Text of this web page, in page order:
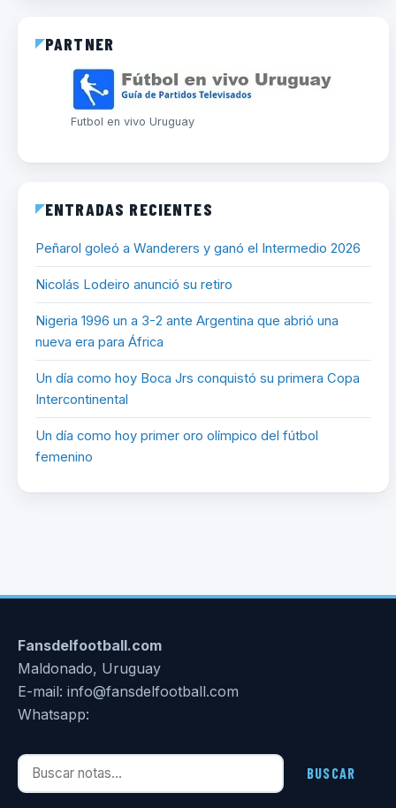
PARTNER
Futbol en vivo Uruguay
ENTRADAS RECIENTES
Peñarol goleó a Wanderers y ganó el Intermedio 2026
Nicolás Lodeiro anunció su retiro
Nigeria 1996 un a 3-2 ante Argentina que abrió una
nueva era para África
Un día como hoy Boca Jrs conquistó su primera Copa
Intercontinental
Un día como hoy primer oro olímpico del fútbol
femenino
Fansdelfootball.com
Maldonado, Uruguay
E-mail: info@fansdelfootball.com
Whatsapp:
Buscar notas BUSCAR